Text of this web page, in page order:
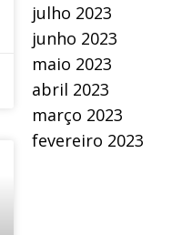
julho 2023
junho 2023
maio 2023
abril 2023
março 2023
fevereiro 2023